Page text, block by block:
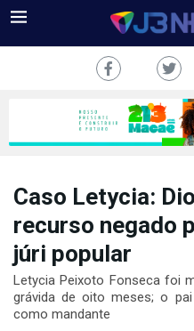
TV
COLUNAS
Caso Letycia:
recurso negado
júri popular
Letycia Peixoto Fonseca foi
grávida de oito meses; o
como mandante